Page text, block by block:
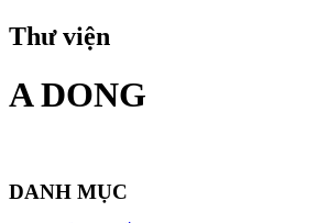
Thư viện
A DONG
DANH MỤC